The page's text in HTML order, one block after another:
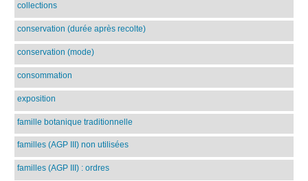
collections
conservation (durée après recolte)
conservation (mode)
consommation
exposition
famille botanique traditionnelle
familles (AGP III) non utilisées
familles (AGP III) : ordres